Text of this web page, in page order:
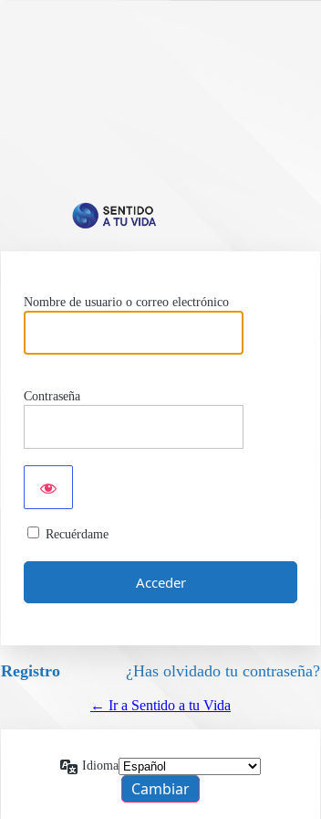
Nombre de usuario o correo electrónico
Contraseña
Recuérdame
Registro ¿Has olvidado tu contraseña?
← Ir a Sentido a tu Vida
Idioma